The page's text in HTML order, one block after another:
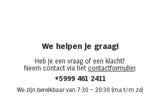
We helpen je graag!
Heb je een vraag of een klacht?
Neem contact via het contactformulier.
+5999 461 2411
We zijn bereikbaar van 7:30 – 20:30 (ma t/m zo)